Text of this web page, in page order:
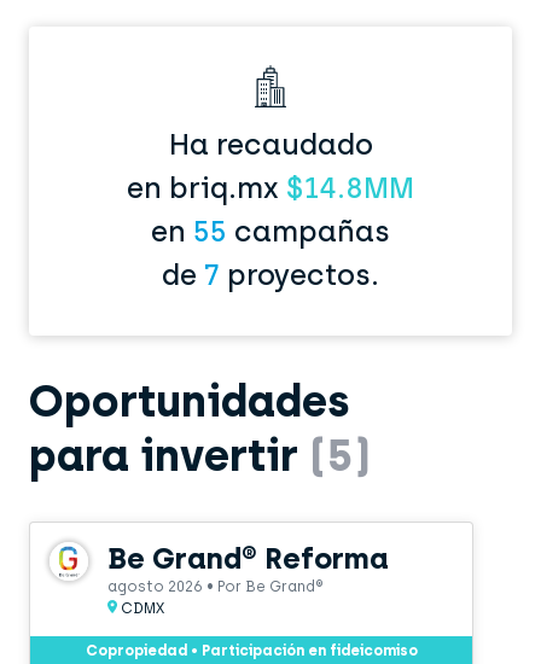
Ha recaudado
en briq.mx $14.8MM
en 55 campañas
de 7 proyectos.
Oportunidades
para invertir (5)
Be Grand® Reforma
agosto 2026 • Por Be Grand®
CDMX
Copropiedad • Participación en fideicomiso